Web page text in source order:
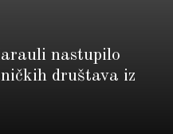
nastupilo
društava iz